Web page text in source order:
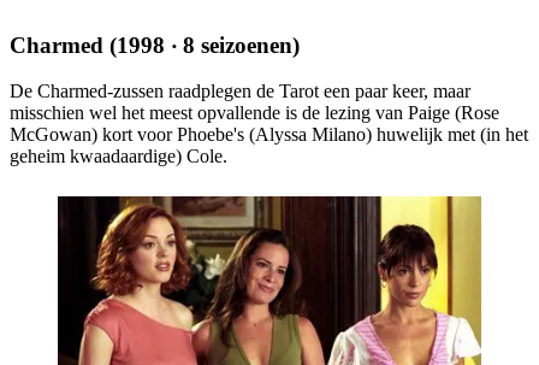
Charmed (1998 ‧ 8 seizoenen)
De Charmed-zussen raadplegen de Tarot een paar keer, maar
misschien wel het meest opvallende is de lezing van Paige (Rose
McGowan) kort voor Phoebe's (Alyssa Milano) huwelijk met (in het
geheim kwaadaardige) Cole.